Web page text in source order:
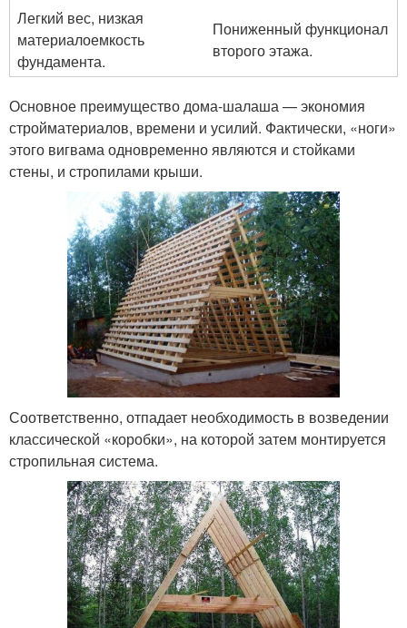
Легкий вес, низкая
материалоемкость
фундамента.
Пониженный функционал
второго этажа.
Основное преимущество дома-шалаша — экономия
стройматериалов, времени и усилий. Фактически, «ноги»
этого вигвама одновременно являются и стойками
стены, и стропилами крыши.
Соответственно, отпадает необходимость в возведении
классической «коробки», на которой затем монтируется
стропильная система.